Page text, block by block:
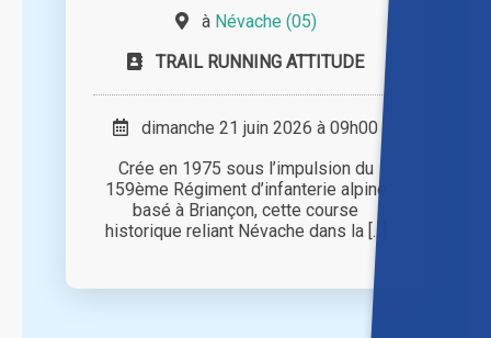
à Névache (05)
TRAIL RUNNING ATTITUDE
dimanche 21 juin 2026 à 09h00
Crée en 1975 sous l’impulsion du
159ème Régiment d’infanterie alpine
basé à Briançon, cette course
historique reliant Névache dans la [...]